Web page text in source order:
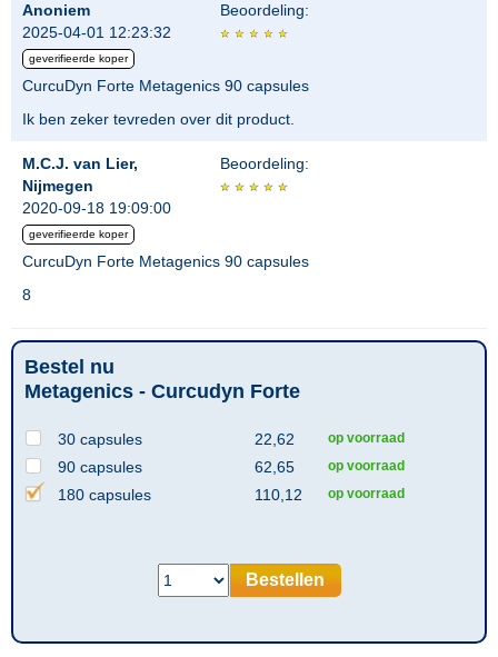
Anoniem
2025-04-01 12:23:32
geverifieerde koper
Beoordeling:
CurcuDyn Forte Metagenics 90 capsules
Ik ben zeker tevreden over dit product.
M.C.J. van Lier,
Nijmegen
2020-09-18 19:09:00
geverifieerde koper
Beoordeling:
CurcuDyn Forte Metagenics 90 capsules
8
Bestel nu
Metagenics - Curcudyn Forte
30 capsules 22,62 op voorraad
90 capsules 62,65 op voorraad
180 capsules 110,12 op voorraad
Bestellen